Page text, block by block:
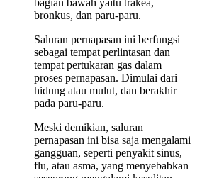
bagian bawah yaitu trakea,
bronkus, dan paru-paru.
Saluran pernapasan ini berfungsi
sebagai tempat perlintasan dan
tempat pertukaran gas dalam
proses pernapasan. Dimulai dari
hidung atau mulut, dan berakhir
pada paru-paru.
Meski demikian, saluran
pernapasan ini bisa saja mengalami
gangguan, seperti penyakit sinus,
flu, atau asma, yang menyebabkan